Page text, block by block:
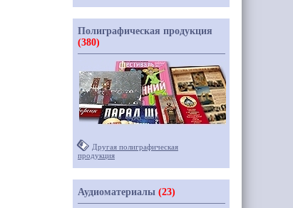
Полиграфическая продукция
(380)
Другая полиграфическая
продукция
Аудиоматериалы (23)